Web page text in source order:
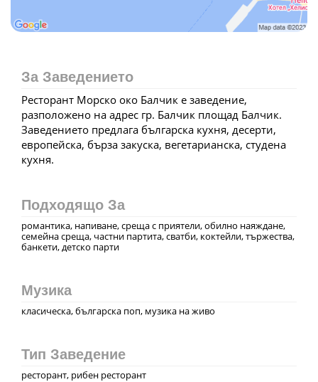
За Заведението
Ресторант Морско око Балчик е заведение,
разположено на адрес гр. Балчик площад Балчик.
Заведението предлага българска кухня, десерти,
европейска, бърза закуска, вегeтарианска, студена
кухня.
Подходящо За
романтика, напиване, среща с приятели, обилно наяждане,
семейна среща, частни партита, сватби, коктейли, тържества,
банкети, детско парти
Музика
класическа, българска поп, музика на живо
Тип Заведение
ресторант, рибен ресторант